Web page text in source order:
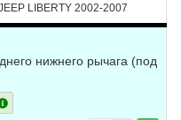
LIBERTY 2002-2007
нижнего рычага (под